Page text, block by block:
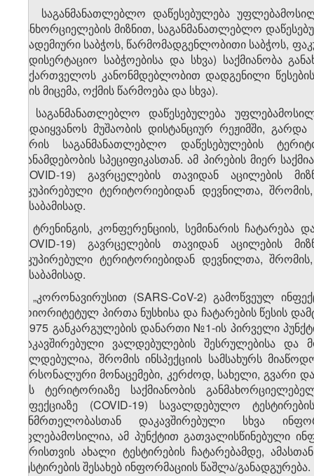
3. საგანმანათლებლო დაწესებულება
განხორციელების მიზნით, საგანმანათლებლო
აკადემიური საბჭოს, წარმომადგენლობითი საბჭოს,
სადისერტაციო საბჭოებისა და სხვა) საქმიანობა
საქართველოს კანონმდებლობით დადგენილი
ხმის მიცემა, ოქმის წარმოება და სხვა).
4. საგანმანათლებლო დაწესებულება
გადაიყვანოს მუშაობის დისტანციურ რეჟიმში,
პირის საგანმანათლებლო დაწესებულების
თანამდებობის სპეციფიკასთან. ამ პირების მიერ
(COVID-19) გავრცელების თავიდან აცილების
ოკუპირებული ტერიტორიებიდან დევნილთა,
შესაბამისად.
5. ტრენინგის, კონფერენციის, სემინარის
(COVID-19) გავრცელების თავიდან აცილების
ოკუპირებული ტერიტორიებიდან დევნილთა,
შესაბამისად.
6. „კორონავირუსით (SARS-CoV-2) გამოწვეულ
პრიორიტეტულ პირთა ნუსხისა და ჩატარების წესის
№975 განკარგულების დანართი №1-ის პირველი
დაკავშირებული ვალდებულების შესრულებისა და
ვალდებულია, შრომის ინსპექციის სამსახურს
პერსონალური მონაცემები, კერძოდ, სახელი, გვარი
მის ტერიტორიაზე საქმიანობის
ინფექციაზე (COVID-19) სავალდებულო
ჯანმრთელობასთან დაკავშირებული სხვა
უფლებამოსილია, ამ პუნქტით გათვალისწინებული
პირისთვის ახალი ტესტირების ჩატარებამდე,
ტესტირების შესახებ ინფორმაციის წაშლა/განადგურება.